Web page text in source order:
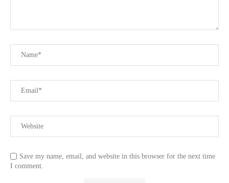
Save my name, email, and website in this browser for the next time
I comment.